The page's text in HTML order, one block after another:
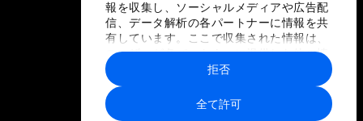
報を収集し、ソーシャルメディアや広告配
信、データ解析の各パートナーに情報を共
有しています。ここで収集された情報は、
ユーザーが各パートナーに提供した他の情
報や各パートナーのサービスを使用した際
に収集された情報と組み合わされ、各パー
トナーによって使用されることがありま
す。
全て許可
拒否